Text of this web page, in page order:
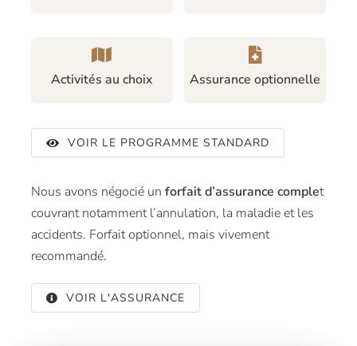
Activités au choix Assurance optionnelle
VOIR LE PROGRAMME STANDARD
Nous avons négocié un forfait d’assurance complet
couvrant notamment l’annulation, la maladie et les
accidents. Forfait optionnel, mais vivement
recommandé.
VOIR L'ASSURANCE